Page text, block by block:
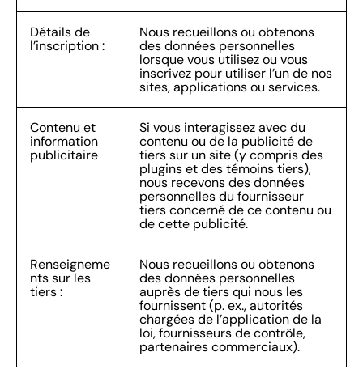
Détails de
l’inscription :
Nous recueillons ou obtenons
des données personnelles
lorsque vous utilisez ou vous
inscrivez pour utiliser l’un de nos
sites, applications ou services.
Contenu et
information
publicitaire
Si vous interagissez avec du
contenu ou de la publicité de
tiers sur un site (y compris des
plugins et des témoins tiers),
nous recevons des données
personnelles du fournisseur
tiers concerné de ce contenu ou
de cette publicité.
Renseigneme
nts sur les
tiers :
Nous recueillons ou obtenons
des données personnelles
auprès de tiers qui nous les
fournissent (p. ex., autorités
chargées de l’application de la
loi, fournisseurs de contrôle,
partenaires commerciaux).